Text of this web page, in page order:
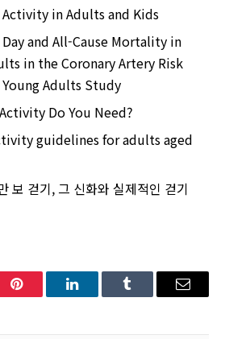
in Adults and Kids
and All-Cause Mortality in
in the Coronary Artery Risk
Adults Study
Do You Need?
guidelines for adults aged
보 걷기, 그 신화와 실제적인 걷기
Pinterest LinkedInTumblr Email